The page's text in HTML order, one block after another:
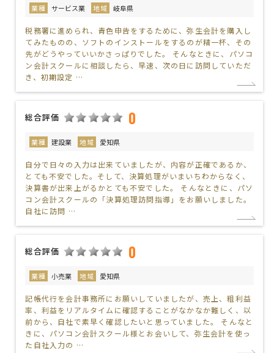
業種 サービス業 地域 岐阜県
税務署に進められ、青色申告をするために、弥生会計を購入し
てみたものの、ソフトのインストールをするのが精一杯、その
先がどうやっていいかさっぱりでした。 そんなときに、パソコ
ン会計スクールに相談したら、早速、次の日に訪問していただ
き、初期設定 …
総合評価 0
業種 建設業 地域 愛知県
自分で日々の入力は出来ていましたが、内容が正確であるか、
とても不安でした。そして、決算処理がいまいちわからなく、
決算書が出来上がるかとても不安でした。 そんなときに、パソ
コン会計スクールの「決算処理訪問指導」をお願いしました。
自社に訪問 …
総合評価 0
業種 小売業 地域 愛知県
記帳代行を会計事務所にお願いしていましたが、売上、粗利益
率、利益をリアルタイムに確認することがなかなか難しく、以
前から、自社で素早く確認したいと思っていました。 そんなと
きに、パソコン会計スクール様とお会いして、弥生会計を使っ
た自社入力の …